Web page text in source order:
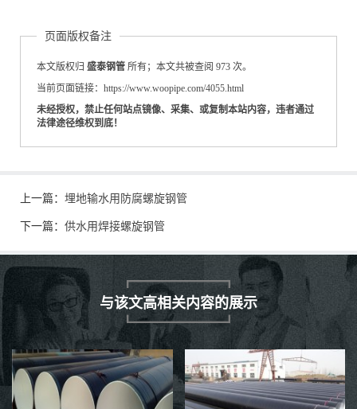
页面版权备注
本文版权归 盛泰钢管 所有；本文共被查阅 973 次。
当前页面链接：https://www.woopipe.com/4055.html
未经授权，禁止任何站点镜像、采集、或复制本站内容，违者通过
法律途径维权到底！
上一篇： 埋地输水用防腐螺旋钢管
下一篇： 供水用焊接螺旋钢管
与该文高相关内容的展示